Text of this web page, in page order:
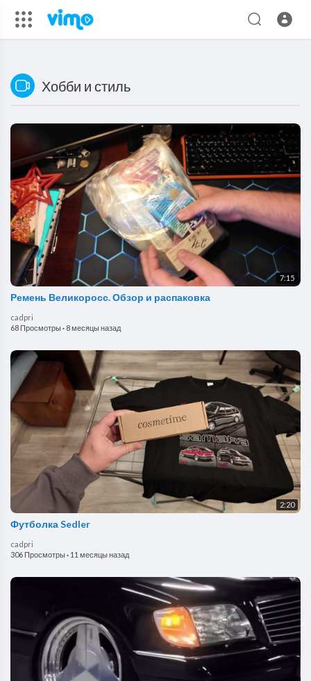
Хобби и стиль
7:15
Ремень Великоросс. Обзор и распаковка
cadpri
68 Просмотры· 8 месяцы назад
2:20
Футболка Sedler
cadpri
306 Просмотры· 11 месяцы назад